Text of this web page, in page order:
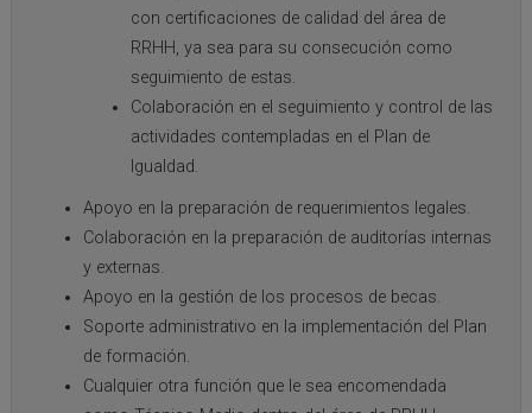
con certificaciones de calidad del área de
RRHH, ya sea para su consecución como
seguimiento de estas.
Colaboración en el seguimiento y control de las
actividades contempladas en el Plan de
Igualdad.
Apoyo en la preparación de requerimientos legales.
Colaboración en la preparación de auditorías internas
y externas.
Apoyo en la gestión de los procesos de becas.
Soporte administrativo en la implementación del Plan
de formación.
Cualquier otra función que le sea encomendada